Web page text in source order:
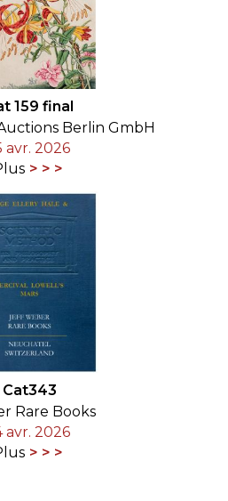
159 final
Berlin GmbH
avr. 2026
Cat343
Rare Books
avr. 2026